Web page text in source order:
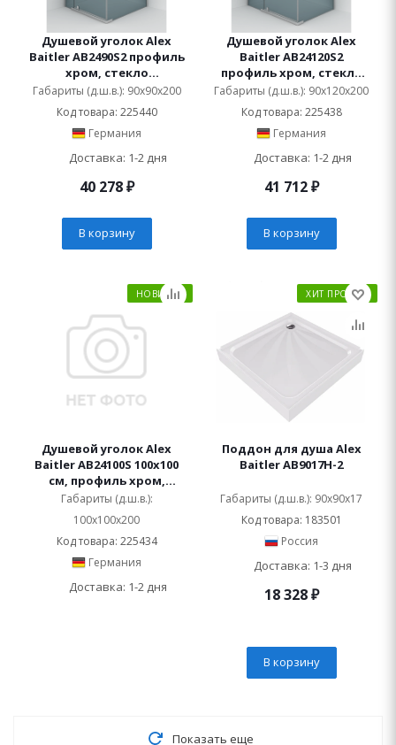
Душевой уголок Alex
Baitler AB2490S2 профиль
хром, стекло
тонированное
Габариты (д.ш.в.): 90x90x200
Код товара: 225440
Германия
Доставка: 1-2 дня
40 278₽
В корзину
Душевой уголок Alex
Baitler AB24120S2
профиль хром, стекло
тонированное
Габариты (д.ш.в.): 90x120x200
Код товара: 225438
Германия
Доставка: 1-2 дня
41 712₽
В корзину
НОВИНКА
Душевой уголок Alex
Baitler AB24100S 100х100
см, профиль хром,
стекло прозрачное
Габариты (д.ш.в.):
100x100x200
Код товара: 225434
Германия
Доставка: 1-2 дня
ХИТ ПРОДАЖ
Поддон для душа Alex
Baitler AB9017H-2
Габариты (д.ш.в.): 90x90x17
Код товара: 183501
Россия
Доставка: 1-3 дня
18 328₽
В корзину
Показать еще